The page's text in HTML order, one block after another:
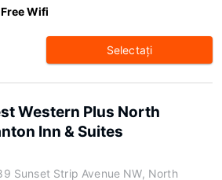
Free Wifi
Selectaţi
Western Plus North
Inn & Suites
Sunset Strip Avenue NW, North